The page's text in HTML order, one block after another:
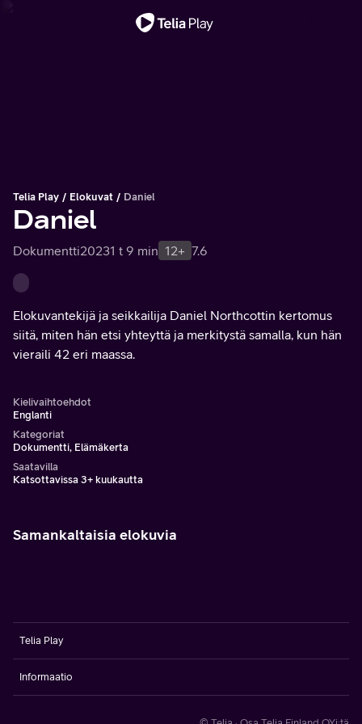
Telia Play Elokuvat Daniel
Daniel
Dokumentti20231 t 9 min 12+ 7.6
Elokuvantekijä ja seikkailija Daniel Northcottin kertomus
siitä, miten hän etsi yhteyttä ja merkitystä samalla, kun hän
vieraili 42 eri maassa.
Kielivaihtoehdot
Englanti
Kategoriat
Dokumentti, Elämäkerta
Saatavilla
Katsottavissa 3+ kuukautta
Samankaltaisia elokuvia
Telia Play
Informaatio